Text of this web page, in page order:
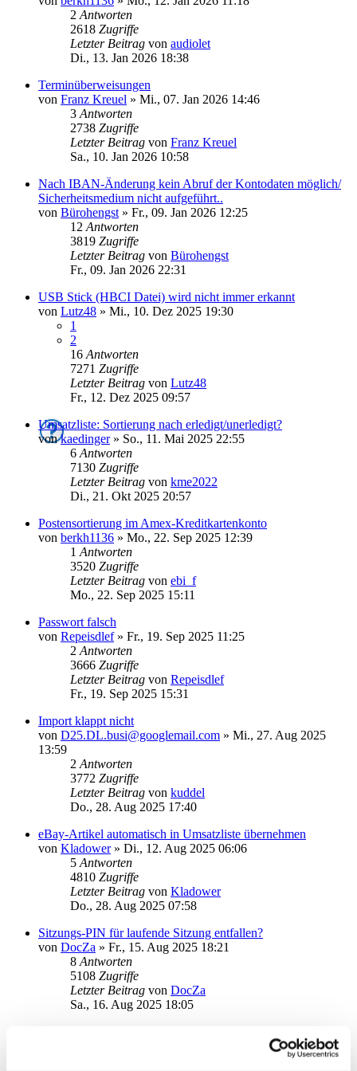
2 Antworten
2618 Zugriffe
Letzter Beitrag von audiolet
Di., 13. Jan 2026 18:38
Terminüberweisungen
von Franz Kreuel » Mi., 07. Jan 2026 14:46
3 Antworten
2738 Zugriffe
Letzter Beitrag von Franz Kreuel
Sa., 10. Jan 2026 10:58
Nach IBAN-Änderung kein Abruf der Kontodaten möglich/
Sicherheitsmedium nicht aufgeführt..
von Bürohengst » Fr., 09. Jan 2026 12:25
12 Antworten
3819 Zugriffe
Letzter Beitrag von Bürohengst
Fr., 09. Jan 2026 22:31
USB Stick (HBCI Datei) wird nicht immer erkannt
von Lutz48 » Mi., 10. Dez 2025 19:30
1
2
16 Antworten
7271 Zugriffe
Letzter Beitrag von Lutz48
Fr., 12. Dez 2025 09:57
Umsatzliste: Sortierung nach erledigt/unerledigt?
vonkaedinger» So., 11. Mai 2025 22:55
6 Antworten
7130 Zugriffe
Letzter Beitrag von kme2022
Di., 21. Okt 2025 20:57
Postensortierung im Amex-Kreditkartenkonto
von berkh1136 » Mo., 22. Sep 2025 12:39
1 Antworten
3520 Zugriffe
Letzter Beitrag von ebi_f
Mo., 22. Sep 2025 15:11
Passwort falsch
von Repeisdlef» Fr., 19. Sep 2025 11:25
2 Antworten
3666 Zugriffe
Letzter Beitrag von Repeisdlef
Fr., 19. Sep 2025 15:31
Import klappt nicht
von D25.DL.busi@googlemail.com » Mi., 27. Aug 2025
13:59
2 Antworten
3772 Zugriffe
Letzter Beitrag von kuddel
Do., 28. Aug 2025 17:40
eBay-Artikel automatisch in Umsatzliste übernehmen
von Kladower» Di., 12. Aug 2025 06:06
5 Antworten
4810 Zugriffe
Letzter Beitrag von Kladower
Do., 28. Aug 2025 07:58
Sitzungs-PIN für laufende Sitzung entfallen?
von DocZa » Fr., 15. Aug 2025 18:21
8 Antworten
5108 Zugriffe
Letzter Beitrag von DocZa
Sa., 16. Aug 2025 18:05